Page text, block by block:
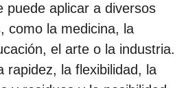
puede aplicar a diversos
como la medicina, la
el arte o la industria.
rapidez, la flexibilidad, la